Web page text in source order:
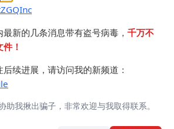
新的几条消息带有盗号病毒， 千万不
！
续进展，请访问我的新频道：
助我揪出骗子，非常欢迎与我取得联系。